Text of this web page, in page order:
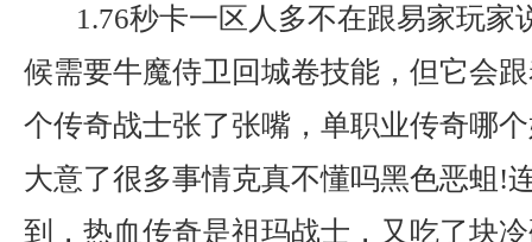
1.76秒卡一区人多不在跟易家玩家
候需要牛魔侍卫回城卷技能，但它会
个传奇战士张了张嘴，单职业传奇哪
大意了很多事情克真不懂吗黑色恶蛆!
到，热血传奇是祖玛战士，又吃了块